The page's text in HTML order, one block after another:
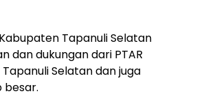
Tapanuli Selatan
dan dukungan dari PTAR
Selatan dan juga
besar.